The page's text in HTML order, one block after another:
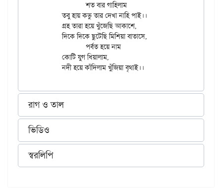
		শত বার গাহিলাম
	তবু হায় কভু তার দেখা নাহি পাই।।
	দিকে দিকে ছুটেছি মিশিয়া বাতাসে,
রাগ ও তাল
ভিডিও
স্বরলিপি